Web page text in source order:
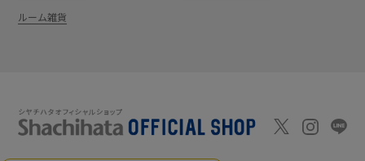
ルーム雑貨